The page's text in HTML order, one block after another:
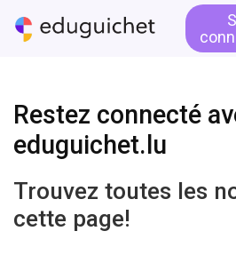
Restez connecté
eduguichet.lu
Trouvez toutes les
cette page!